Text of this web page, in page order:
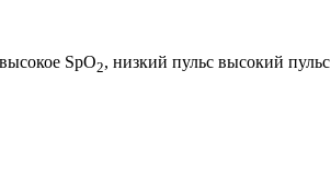
SpO2, низкий пульс высокий пульс